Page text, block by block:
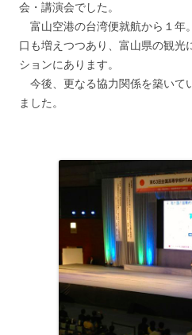
会・講演会でした。
富山空港の台湾便就航から１年
口も増えつつあり、富山県の観光
ションにあります。
今後、更なる協力関係を築いて
ました。